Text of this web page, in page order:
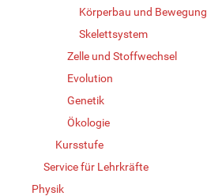
Körperbau und Bewegung
Skelettsystem
Zelle und Stoffwechsel
Evolution
Genetik
Ökologie
Kursstufe
Service für Lehrkräfte
Physik